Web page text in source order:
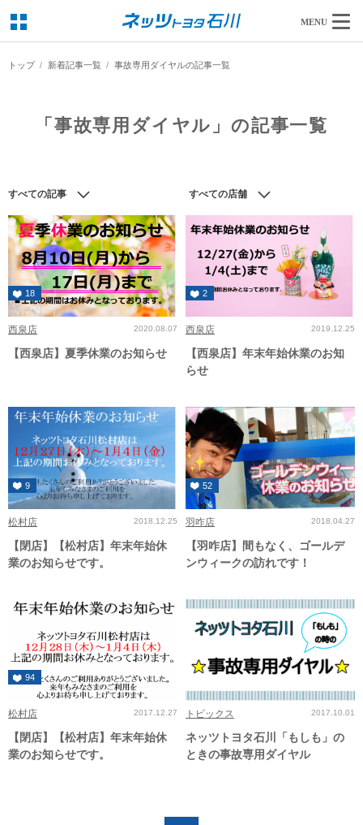
MENU
トップ 新着記事一覧 事故専用ダイヤルの記事一覧
「事故専用ダイヤル」の記事一覧
すべての記事 すべての店舗
18
西泉店 2020.08.07
【西泉店】夏季休業のお知らせ
2
西泉店 2019.12.25
【西泉店】年末年始休業のお知
らせ
9
松村店 2018.12.25
【閉店】【松村店】年末年始休
業のお知らせです。
52
羽咋店 2018.04.27
【羽咋店】間もなく、ゴールデ
ンウィークの訪れです！
94
松村店 2017.12.27
【閉店】【松村店】年末年始休
業のお知らせです。
トピックス 2017.10.01
ネッツトヨタ石川「もしも」の
ときの事故専用ダイヤル